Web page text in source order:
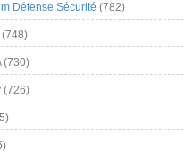
Défense Sécurité (782)
(748)
(730)
(726)